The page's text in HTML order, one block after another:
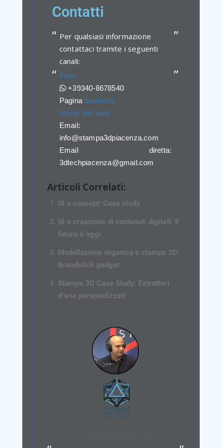
Contatti
Per qualsiasi informazione
contattaci tramite i seguenti
canali:
Form
+39340-8678540
Paginafacebook
Home sito web
Email:
info@stampa3dpiacenza.com
Email diretta:
3dtechpiacenza@gmail.com
Articoli Correlati:
IA e concept: Case study
IA e creazione di contenuti digitali: Il
futuro è oggi
Modellazione organica e stampa 3D:
Breadstick gadget
Stampa 3D Case Study: Estrattori
d’aria personalizzati